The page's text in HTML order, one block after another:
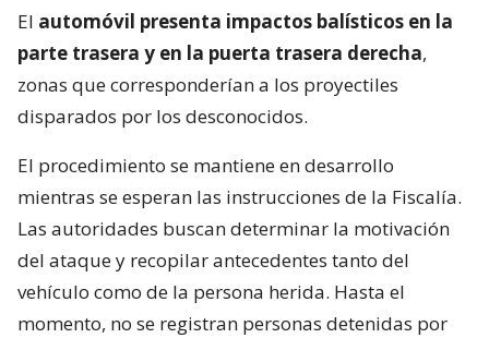
El automóvil presenta impactos balísticos en la
parte trasera y en la puerta trasera derecha,
zonas que corresponderían a los proyectiles
disparados por los desconocidos.
El procedimiento se mantiene en desarrollo
mientras se esperan las instrucciones de la Fiscalía.
Las autoridades buscan determinar la motivación
del ataque y recopilar antecedentes tanto del
vehículo como de la persona herida. Hasta el
momento, no se registran personas detenidas por